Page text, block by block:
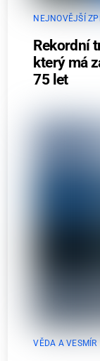
NEJNOVĚJŠÍ
Rekordní
který má
75 let
VĚDA A VESMÍR